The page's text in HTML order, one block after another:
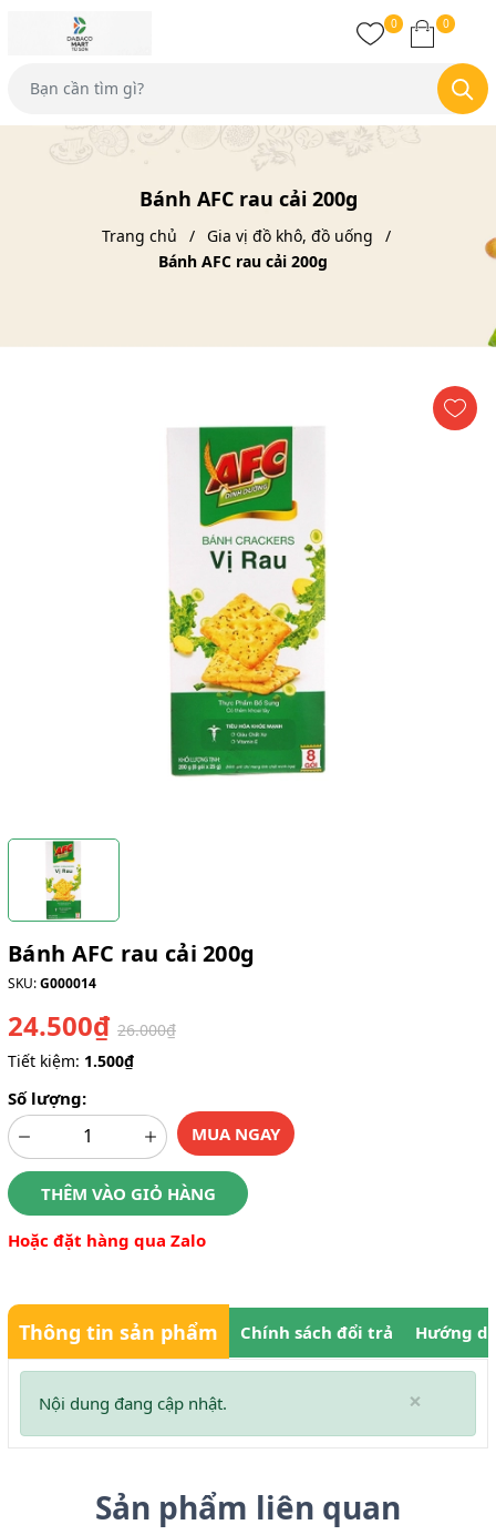
0 0
Bánh AFC rau cải 200g
Trang chủ
Gia vị đồ khô, đồ uống
Bánh AFC rau cải 200g
Bánh AFC rau cải 200g
SKU:G000014
24.500₫ 26.000₫
Tiết kiệm: 1.500₫
Số lượng:
MUA NGAY
THÊM VÀO GIỎ HÀNG
Hoặc đặt hàng qua Zalo
Thông tin sản phẩm Chính sách đổi trả Hướng
×
Nội dung đang cập nhật.
Sản phẩm liên quan